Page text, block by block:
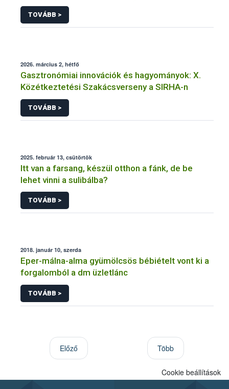
szolgáltatókat azonban „tetten ért” a hatóság
TOVÁBB >
2026. március 2, hétfő
Gasztronómiai innovációk és hagyományok: X.
Közétkeztetési Szakácsverseny a SIRHA-n
TOVÁBB >
2025. február 13, csütörtök
Itt van a farsang, készül otthon a fánk, de be
lehet vinni a sulibálba?
TOVÁBB >
2018. január 10, szerda
Eper-málna-alma gyümölcsös bébiételt vont ki a
forgalomból a dm üzletlánc
TOVÁBB >
Előző Több
Cookie beállítások